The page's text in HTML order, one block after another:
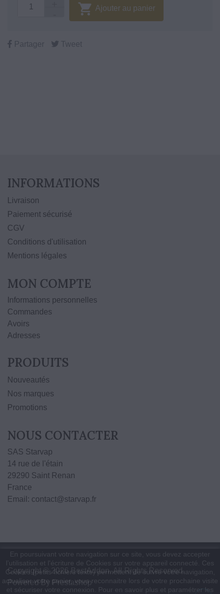
 Ajouter au panier
Partager Tweet
INFORMATIONS
Livraison
Paiement sécurisé
CGV
Conditions d'utilisation
Mentions légales
MON COMPTE
Informations personnelles
Commandes
Avoirs
Adresses
PRODUITS
Nouveautés
Nos marques
Promotions
NOUS CONTACTER
SAS Starvap
14 rue de l'étain
29290 Saint Renan
France
Email: contact@starvap.fr
Copyright © 2026 BestAddon. All Rights Reserved.
Powered By Prestashop
En poursuivant votre navigation sur ce site, vous devez accepter
l’utilisation et l'écriture de Cookies sur votre appareil connecté. Ces
Cookies (petits fichiers texte) permettent de suivre votre navigation,
actualiser votre panier, vous reconnaitre lors de votre prochaine visite
et sécuriser votre connexion. Pour en savoir plus et paramétrer les